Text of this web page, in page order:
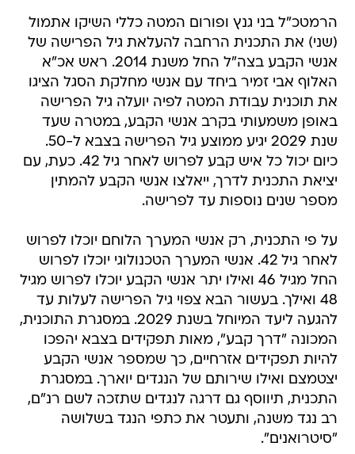
הרמטכ"ל בני גנץ ופורום המטה כללי השיקו אתמול
(שני) את התכנית הרחבה להעלאת גיל הפרישה של
אנשי הקבע בצה"ל החל משנת 2014. ראש אכ"א
האלוף אבי זמיר ביחד עם אנשי מחלקת הסגל הציגו
את תוכנית עבודת המטה לפיה יועלה גיל הפרישה
באופן משמעותי בקרב אנשי הקבע, במטרה שעד
שנת 2029 יגיע ממוצע גיל הפרישה בצבא ל-50.
כיום יכול כל איש קבע לפרוש לאחר גיל 42. כעת, עם
יציאת התכנית לדרך, ייאלצו אנשי הקבע להמתין
מספר שנים נוספות עד לפרישה.
על פי התכנית, רק אנשי המערך הלוחם יוכלו לפרוש
לאחר גיל 42. אנשי המערך הטכנולוגי יוכלו לפרוש
החל מגיל 46 ואילו יתר אנשי הקבע יוכלו לפרוש מגיל
48 ואילך. בעשור הבא צפוי גיל הפרישה לעלות עד
להגעה ליעד המיוחל בשנת 2029. במסגרת התוכנית,
המכונה "דרך קבע", מאות תפקידים בצבא יהפכו
להיות תפקידים אזרחיים, כך שמספר אנשי הקבע
יצטמצם ואילו שירותם של הנגדים יוארך. במסגרת
התכנית, תיווסף גם דרגה לנגדים שתזכה לשם רנ"ם,
רב נגד משנה, ותעטר את כתפי הנגד בשלושה
"סיטרואנים".